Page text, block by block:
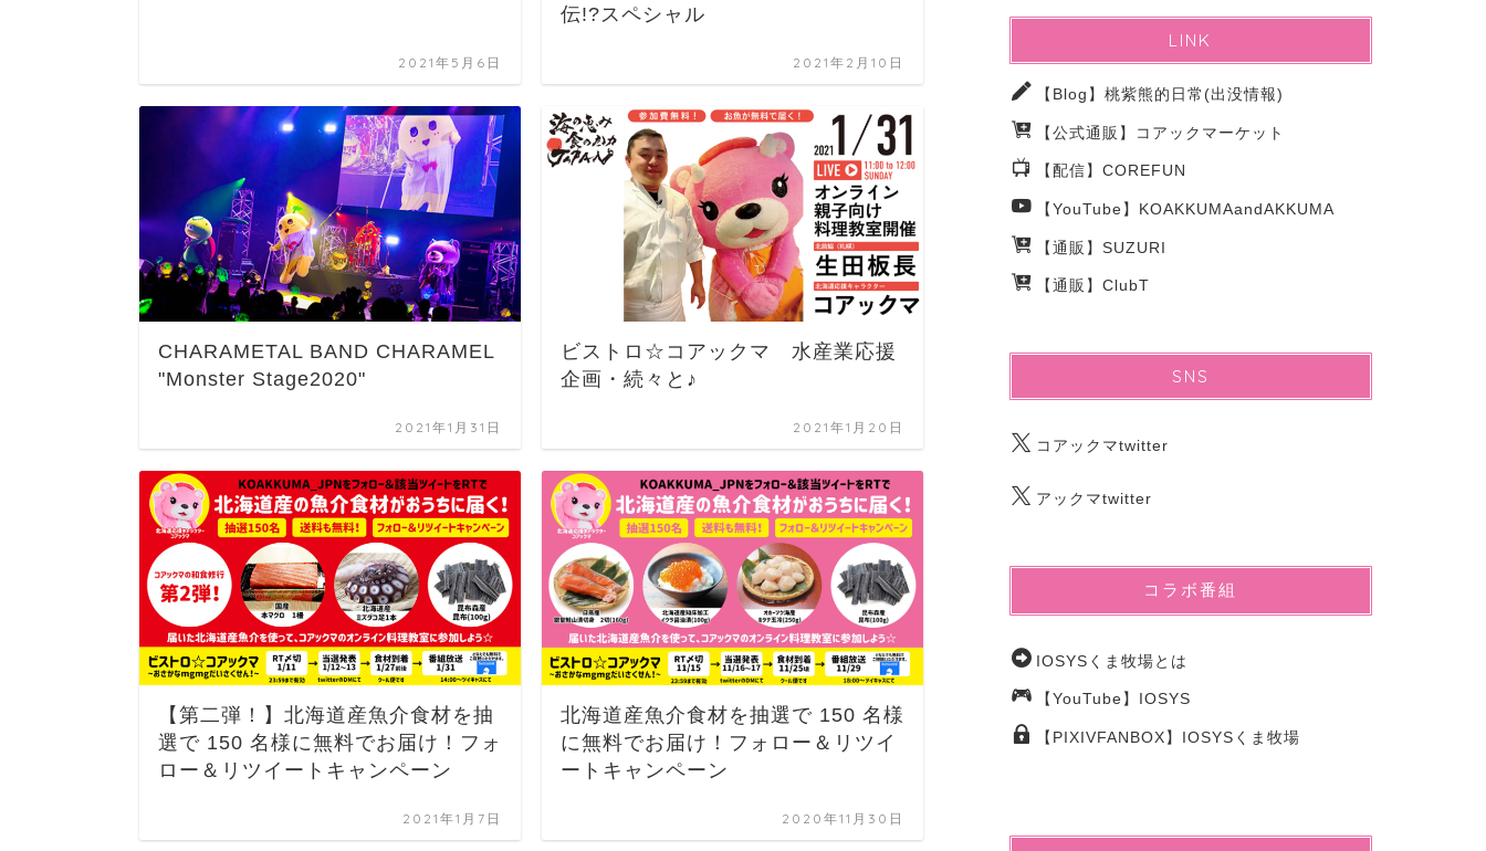
2021年5月6日
伝!?スペシャル
2021年2月10日
CHARAMETAL BAND CHARAMEL
"Monster Stage2020"
2021年1月31日
ビストロ☆コアックマ 水産業応援
企画・続々と♪
2021年1月20日
【第二弾！】北海道産魚介食材を抽
選で 150 名様に無料でお届け！フォ
ロー＆リツイートキャンペーン
2021年1月7日
北海道産魚介食材を抽選で 150 名様
に無料でお届け！フォロー＆リツイ
ートキャンペーン
2020年11月30日
《11/23(日)》
2025年10月31日
ふにゃっこあ2days 東京
LINK
【Blog】桃紫熊的日常(出没情報)
【公式通販】コアックマーケット
【配信】COREFUN
【YouTube】KOAKKUMAandAKKUMA
【通販】SUZURI
【通販】ClubT
SNS
コアックマtwitter
アックマtwitter
コラボ番組
IOSYSくま牧場とは
【YouTube】IOSYS
【PIXIVFANBOX】IOSYSくま牧場